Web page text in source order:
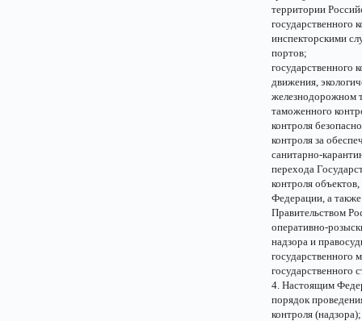
территории
государственного
инспекторскими
портов;
государственного
движения,
железнодорожном
таможенного
контроля
контроля за
санитарно-
перехода
контроля
Федерации, а
Правительством
оперативно-
надзора и
государственного
государственного
4. Настоящим
порядок
контроля (надзора);